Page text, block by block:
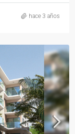
hace 3 años